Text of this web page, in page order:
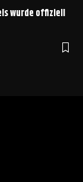
wurde offiziell